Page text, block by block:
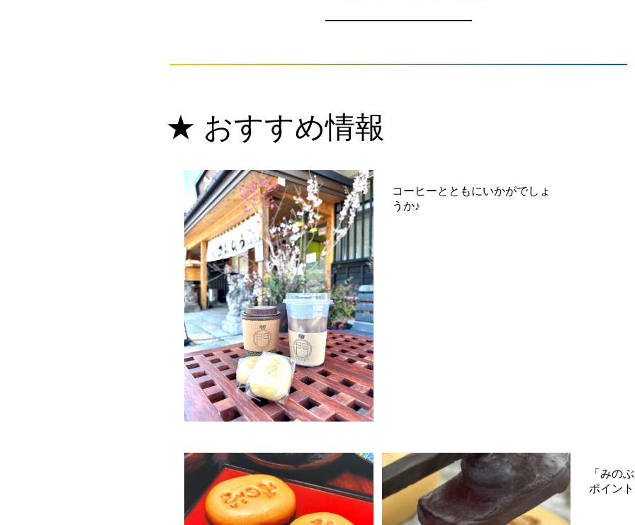
★ おすすめ情報
コーヒーとともにいかがでしょ
うか♪
「みの
ポイン